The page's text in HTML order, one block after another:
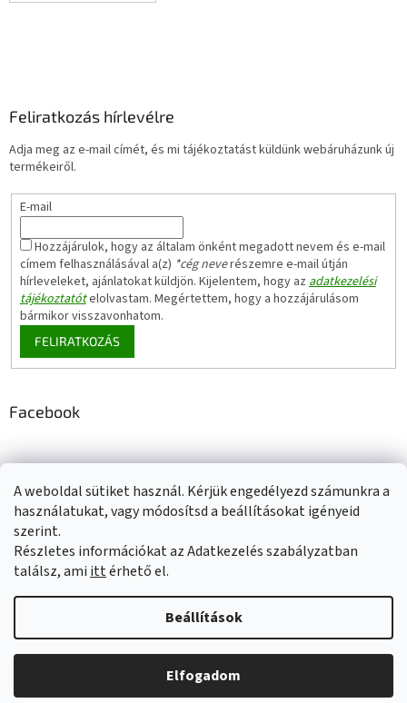
A weboldal sütiket használ. Kérjük engedélyezd számunkra a
használatukat, vagy módosítsd a beállításokat igényeid
szerint.
Részletes információkat az Adatkezelés szabályzatban
találsz, ami ittérhető el.
Beállítások
Elfogadom
Feliratkozás hírlevélre
Adja meg az e-mail címét, és mi tájékoztatást küldünk webáruházunk új
termékeiről.
E-mail
Hozzájárulok, hogy az általam önként megadott nevem és e-mail
címem felhasználásával a(z) *cég neverészemre e-mail útján
hírleveleket, ajánlatokat küldjön. Kijelentem, hogy azadatkezelési
tájékoztatótelolvastam. Megértettem, hogy a hozzájárulásom
bármikor visszavonhatom.
FELIRATKOZÁS
Facebook
Adatkezelési tájékoztató Elérhetőségeink Impresszum
Üzleti feltételek (ÁSZF) Jótállási tájékoztató
Shoptet készítette
Ecoprotect. Minden jog fenntartva.